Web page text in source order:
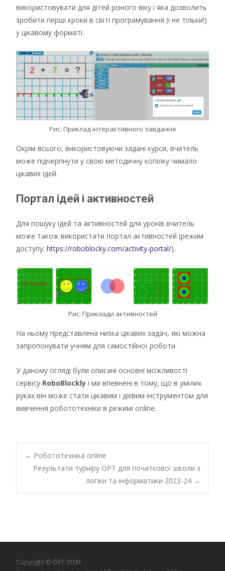
використовувати для дітей різного віку і яка дозволить
зробити перші кроки в світі програмування (і не тільки!)
у цікавому форматі.
Рис. Приклад інтерактивного завдання
Окрім всього, використовуючи задані курси, вчитель
може підчерпнути у свою методичну копілку чимало
цікавих ідей.
Портал ідей і активностей
Для пошуку ідей та активностей для уроків вчитель
може також використати портал активностей (режим
доступу: https://roboblocky.com/activity-portal/).
Рис. Приклади активностей
На ньому представлена низка цікавих задач, які можна
запропонувати учням для самостійної роботи.
У даному огляді були описані основні можливості
сервісу RoboBlockly і ми впевнені в тому, що в умілих
руках він може стати цікавим і дієвим інструментом для
вивчення робототехніки в режимі online.
Post
navigation
← Робототехніка online
Результати турніру ОРТ для початкової школи з
логіки та інформатики 2023-24 →
Copyright © ORT-STEM